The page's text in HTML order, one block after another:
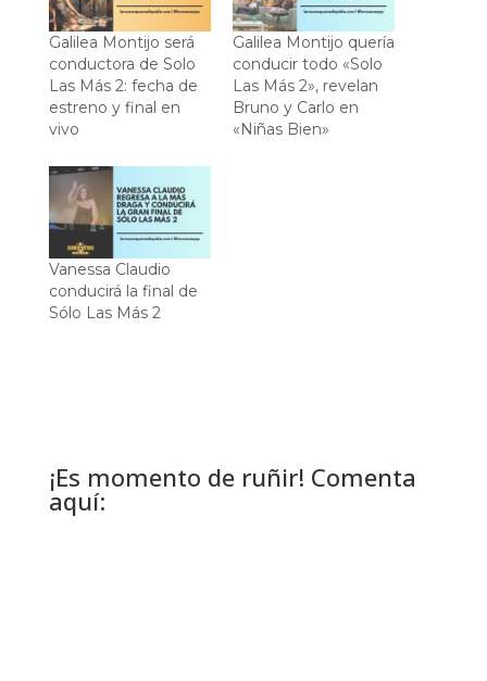
Galilea Montijo será
conductora de Solo
Las Más 2: fecha de
estreno y final en
vivo
Galilea Montijo quería
conducir todo «Solo
Las Más 2», revelan
Bruno y Carlo en
«Niñas Bien»
Vanessa Claudio
conducirá la final de
Sólo Las Más 2
¡Es momento de ruñir! Comenta
aquí: